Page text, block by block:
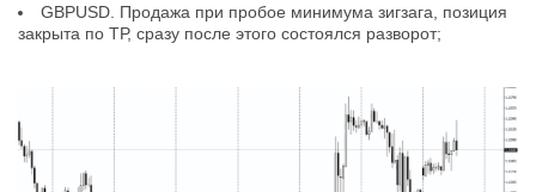
GBPUSD. Продажа при пробое минимума зигзага, позиция
закрыта по ТР, сразу после этого состоялся разворот;